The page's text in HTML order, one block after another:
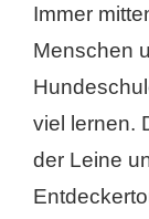
Immer
Menschen
viel lernen.
der Leine